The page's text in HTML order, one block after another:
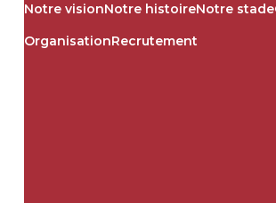
Notre visionNotre histoireNotre stade
OrganisationRecrutement